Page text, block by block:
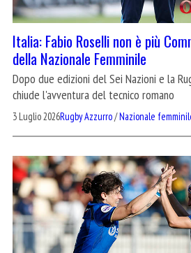
Italia: Fabio Roselli non è più
della Nazionale Femminile
Dopo due edizioni del Sei Nazioni e la
chiude l'avventura del tecnico romano
3 Luglio 2026Rugby Azzurro/Nazionale